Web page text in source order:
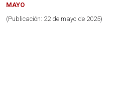
MAYO
(Publicación: 22 de mayo de 2025)